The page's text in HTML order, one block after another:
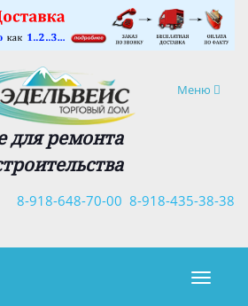
Навигация
Меню
для ремонта
8-918-435-38-38
8-918-648-70-00
×